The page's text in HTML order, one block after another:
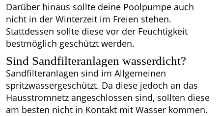
Darüber hinaus sollte deine Poolpumpe auch
nicht in der Winterzeit im Freien stehen.
Stattdessen sollte diese vor der Feuchtigkeit
bestmöglich geschützt werden.
Sind Sandfilteranlagen wasserdicht?
Sandfilteranlagen sind im Allgemeinen
spritzwassergeschützt. Da diese jedoch an das
Hausstromnetz angeschlossen sind, sollten diese
am besten nicht in Kontakt mit Wasser kommen.